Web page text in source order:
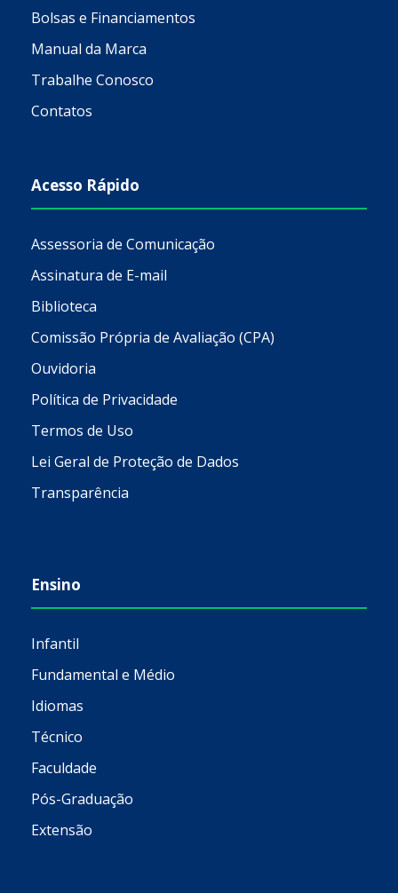
Bolsas e Financiamentos
Manual da Marca
Trabalhe Conosco
Contatos
Acesso Rápido
Assessoria de Comunicação
Assinatura de E-mail
Biblioteca
Comissão Própria de Avaliação (CPA)
Ouvidoria
Política de Privacidade
Termos de Uso
Lei Geral de Proteção de Dados
Transparência
Ensino
Infantil
Fundamental e Médio
Idiomas
Técnico
Faculdade
Pós-Graduação
Extensão